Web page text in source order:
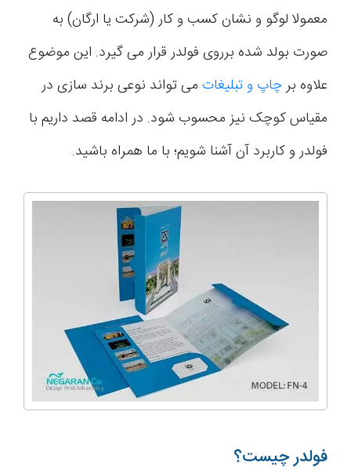
معمولا لوگو و نشان کسب و کار (شرکت یا ارگان) به
صورت بولد شده برروی فولدر قرار می گیرد. این موضوع
علاوه برچاپ و تبلیغات می تواند نوعی برند سازی در
مقیاس کوچک نیز محسوب شود. در ادامه قصد داریم با
فولدر و کاربرد آن آشنا شویم؛ با ما همراه باشید.
فولدر چیست؟